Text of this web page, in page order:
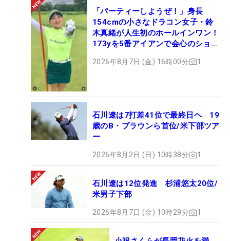
「パーティーしようぜ！」身長
154cmの小さなドラコン女子・鈴
木真緒が人生初のホールインワン！
173yを5番アイアンで会心のショッ
2026年8月7日 (金) 16時00分 1
石川遼は7打差41位で最終日ヘ 19
歳のB・ブラウンら首位/米下部ツア
ー
2026年8月2日 (日) 10時38分 1
石川遼は12位発進 杉浦悠太20位/
米男子下部
2026年8月7日 (金) 10時29分 1